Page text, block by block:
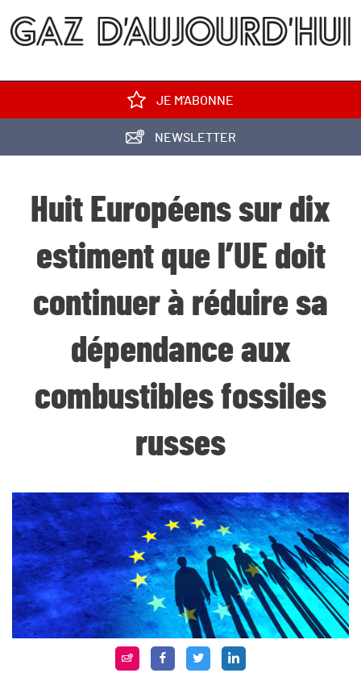
JE M'ABONNE
NEWSLETTER
Huit Européens sur dix
estiment que l’UE doit
continuer à réduire sa
dépendance aux
combustibles fossiles
russes